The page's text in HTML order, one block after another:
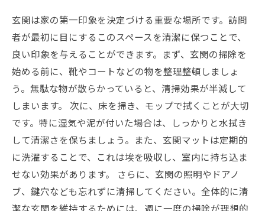
玄関は家の第一印象を決定づける重要な場所です。訪問
者が最初に目にするこのスペースを清潔に保つことで、
良い印象を与えることができます。まず、玄関の掃除を
始める前に、靴やコートなどの物を整理整頓しましょ
う。無駄な物が散らかっていると、清掃効果が半減して
しまいます。 次に、床を掃き、モップで拭くことが大切
です。特に湿気や泥が付いた場合は、しっかりと水拭き
して清潔さを保ちましょう。また、玄関マットは定期的
に洗濯することで、これは埃を吸収し、室内に持ち込ま
せない効果があります。 さらに、玄関の照明やドアノ
ブ、鍵穴なども忘れずに清掃してください。全体的に清
潔な玄関を維持するためには、週に一度の掃除が理想的